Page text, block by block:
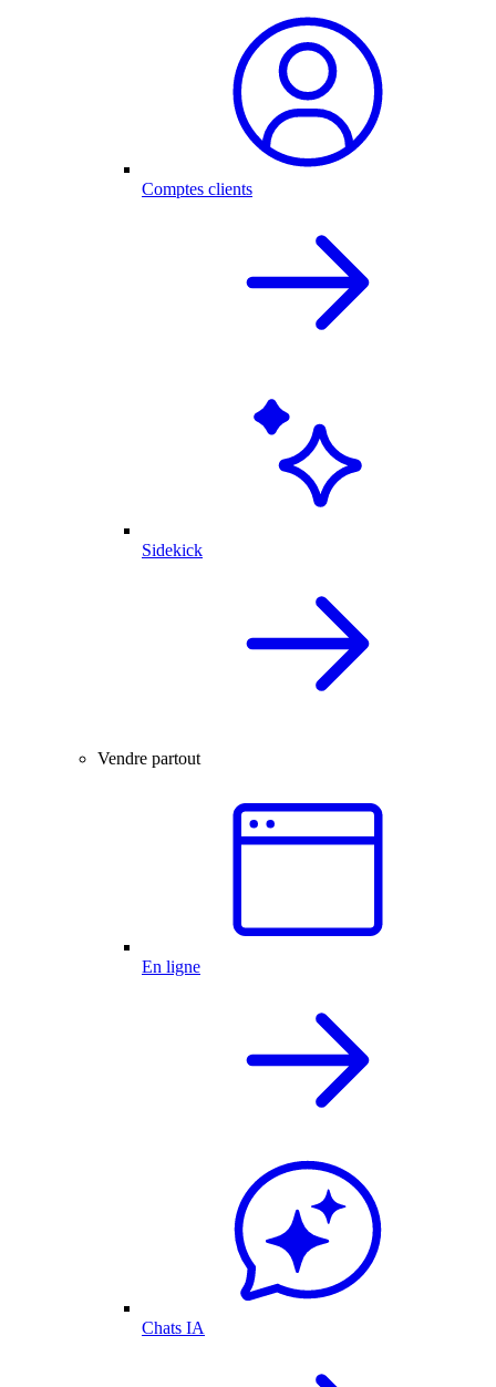
Comptes clients
Sidekick
Vendre partout
En ligne
Chats IA